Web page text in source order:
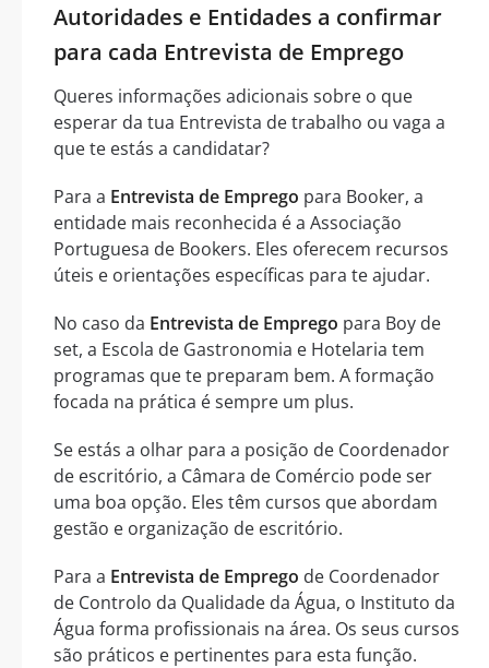
Autoridades e Entidades a confirmar
para cada Entrevista de Emprego
Queres informações adicionais sobre o que
esperar da tua Entrevista de trabalho ou vaga a
que te estás a candidatar?
Para a Entrevista de Emprego para Booker, a
entidade mais reconhecida é a Associação
Portuguesa de Bookers. Eles oferecem recursos
úteis e orientações específicas para te ajudar.
No caso da Entrevista de Emprego para Boy de
set, a Escola de Gastronomia e Hotelaria tem
programas que te preparam bem. A formação
focada na prática é sempre um plus.
Se estás a olhar para a posição de Coordenador
de escritório, a Câmara de Comércio pode ser
uma boa opção. Eles têm cursos que abordam
gestão e organização de escritório.
Para a Entrevista de Emprego de Coordenador
de Controlo da Qualidade da Água, o Instituto da
Água forma profissionais na área. Os seus cursos
são práticos e pertinentes para esta função.